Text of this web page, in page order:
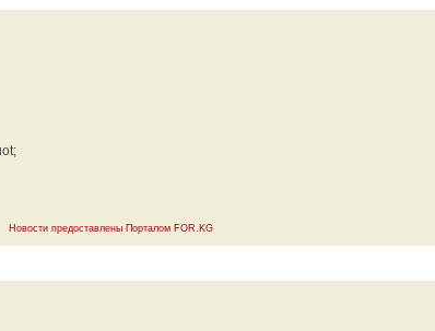
Новости предоставлены Порталом FOR.KG